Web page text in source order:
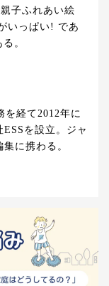
子ふれあい絵
いっぱい! であ
。
を経て2012年に
を設立。ジャ
に携わる。